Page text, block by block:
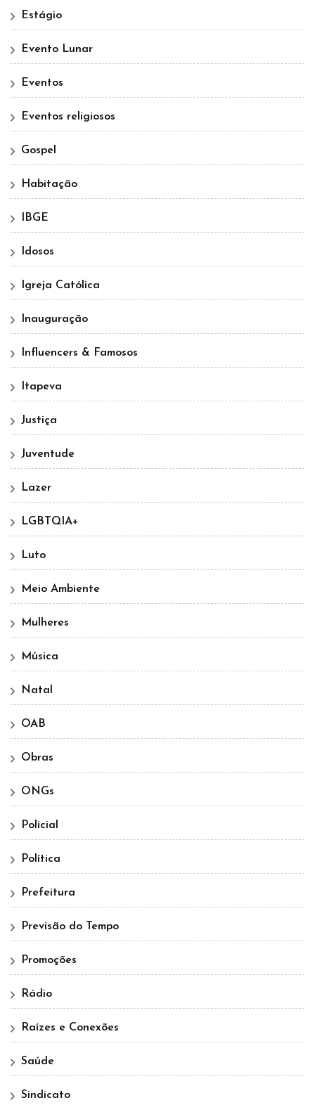
Estágio
Evento Lunar
Eventos
Eventos religiosos
Gospel
Habitação
IBGE
Idosos
Igreja Católica
Inauguração
Influencers & Famosos
Itapeva
Justiça
Juventude
Lazer
LGBTQIA+
Luto
Meio Ambiente
Mulheres
Música
Natal
OAB
Obras
ONGs
Policial
Política
Prefeitura
Previsão do Tempo
Promoções
Rádio
Raízes e Conexões
Saúde
Sindicato